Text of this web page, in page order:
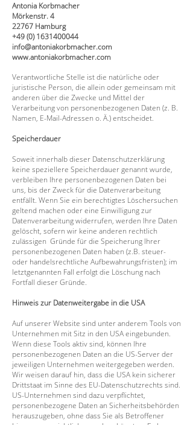
Antonia Korbmacher
Mörkenstr. 4
22767 Hamburg
+49 (0) 1631400044
info@antoniakorbmacher.com
www.antoniakorbmacher.com
Verantwortliche Stelle ist die natürliche oder
juristische Person, die allein oder gemeinsam mit
anderen über die Zwecke und Mittel der
Verarbeitung von personenbezogenen Daten (z. B.
Namen, E-Mail-Adressen o. Ä.) entscheidet.
Speicherdauer
Soweit innerhalb dieser Datenschutzerklärung
keine speziellere Speicherdauer genannt wurde,
verbleiben Ihre personenbezogenen Daten bei
uns, bis der Zweck für die Datenverarbeitung
entfällt. Wenn Sie ein berechtigtes Löschersuchen
geltend machen oder eine Einwilligung zur
Datenverarbeitung widerrufen, werden Ihre Daten
gelöscht, sofern wir keine anderen rechtlich
zulässigen Gründe für die Speicherung Ihrer
personenbezogenen Daten haben (z.B. steuer-
oder handelsrechtliche Aufbewahrungsfristen); im
letztgenannten Fall erfolgt die Löschung nach
Fortfall dieser Gründe.
Hinweis zur Datenweitergabe in die USA
Auf unserer Website sind unter anderem Tools von
Unternehmen mit Sitz in den USA eingebunden.
Wenn diese Tools aktiv sind, können Ihre
personenbezogenen Daten an die US-Server der
jeweiligen Unternehmen weitergegeben werden.
Wir weisen darauf hin, dass die USA kein sicherer
Drittstaat im Sinne des EU-Datenschutzrechts sind.
US-Unternehmen sind dazu verpflichtet,
personenbezogene Daten an Sicherheitsbehörden
herauszugeben, ohne dass Sie als Betroffener